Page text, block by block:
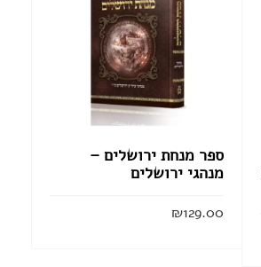
ספר מנחת ירושלים –
מנהגי ירושלים
₪129.00
מזכרות לאירועים
מגילות אסתר
סוגי טליתות